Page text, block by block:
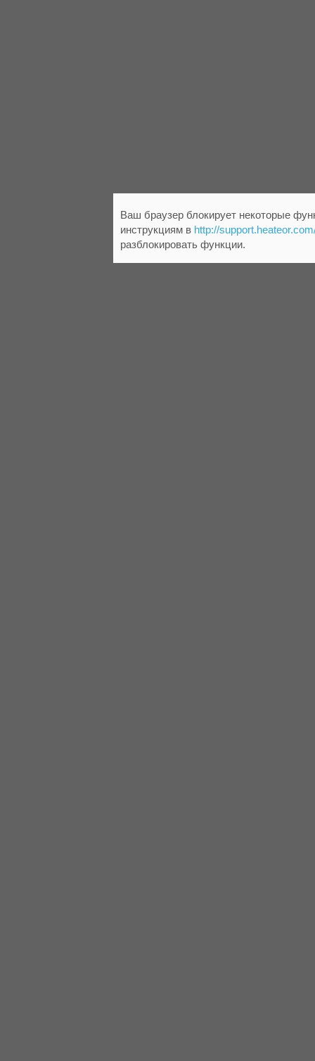
Ваш браузер блокирует некоторые
инструкциям в http://
разблокировать функции.